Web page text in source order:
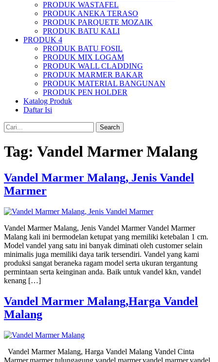
PRODUK WASTAFEL
PRODUK ANEKA TERASO
PRODUK PARQUETE MOZAIK
PRODUK BATU KALI
PRODUK 4
PRODUK BATU FOSIL
PRODUK MIX LOGAM
PRODUK WALL CLADDING
PRODUK MARMER BAKAR
PRODUK MATERIAL BANGUNAN
PRODUK PEN HOLDER
Katalog Produk
Daftar Isi
Search
Tag: Vandel Marmer Malang
Vandel Marmer Malang, Jenis Vandel
Marmer
Vandel Marmer Malang, Jenis Vandel Marmer Vandel Marmer
Malang kali ini bermodelan ketupat yang memiliki ketebalan 1 cm.
Model vandel yang satu ini banyak diminati oleh customer selain
minimalis juga memiliki daya tarik tersendiri. Vandel yang kami
produksi sangat beraneka ragam model serta ukuran tergantung
permintaan serta keinginan anda. Baik untuk vandel kkn, vandel
kenang […]
Vandel Marmer Malang,Harga Vandel
Malang
Vandel Marmer Malang, Harga Vandel Malang Vandel Cinta
Marmer,marmer tulungagung,vandel marmer,vandel marmer,vandel